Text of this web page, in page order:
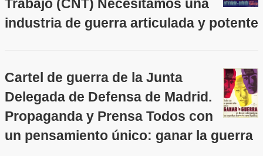
Trabajo (CNT) Necesitamos una
industria de guerra articulada y potente
Cartel de guerra de la Junta
Delegada de Defensa de Madrid.
Propaganda y Prensa Todos con
un pensamiento único: ganar la guerra